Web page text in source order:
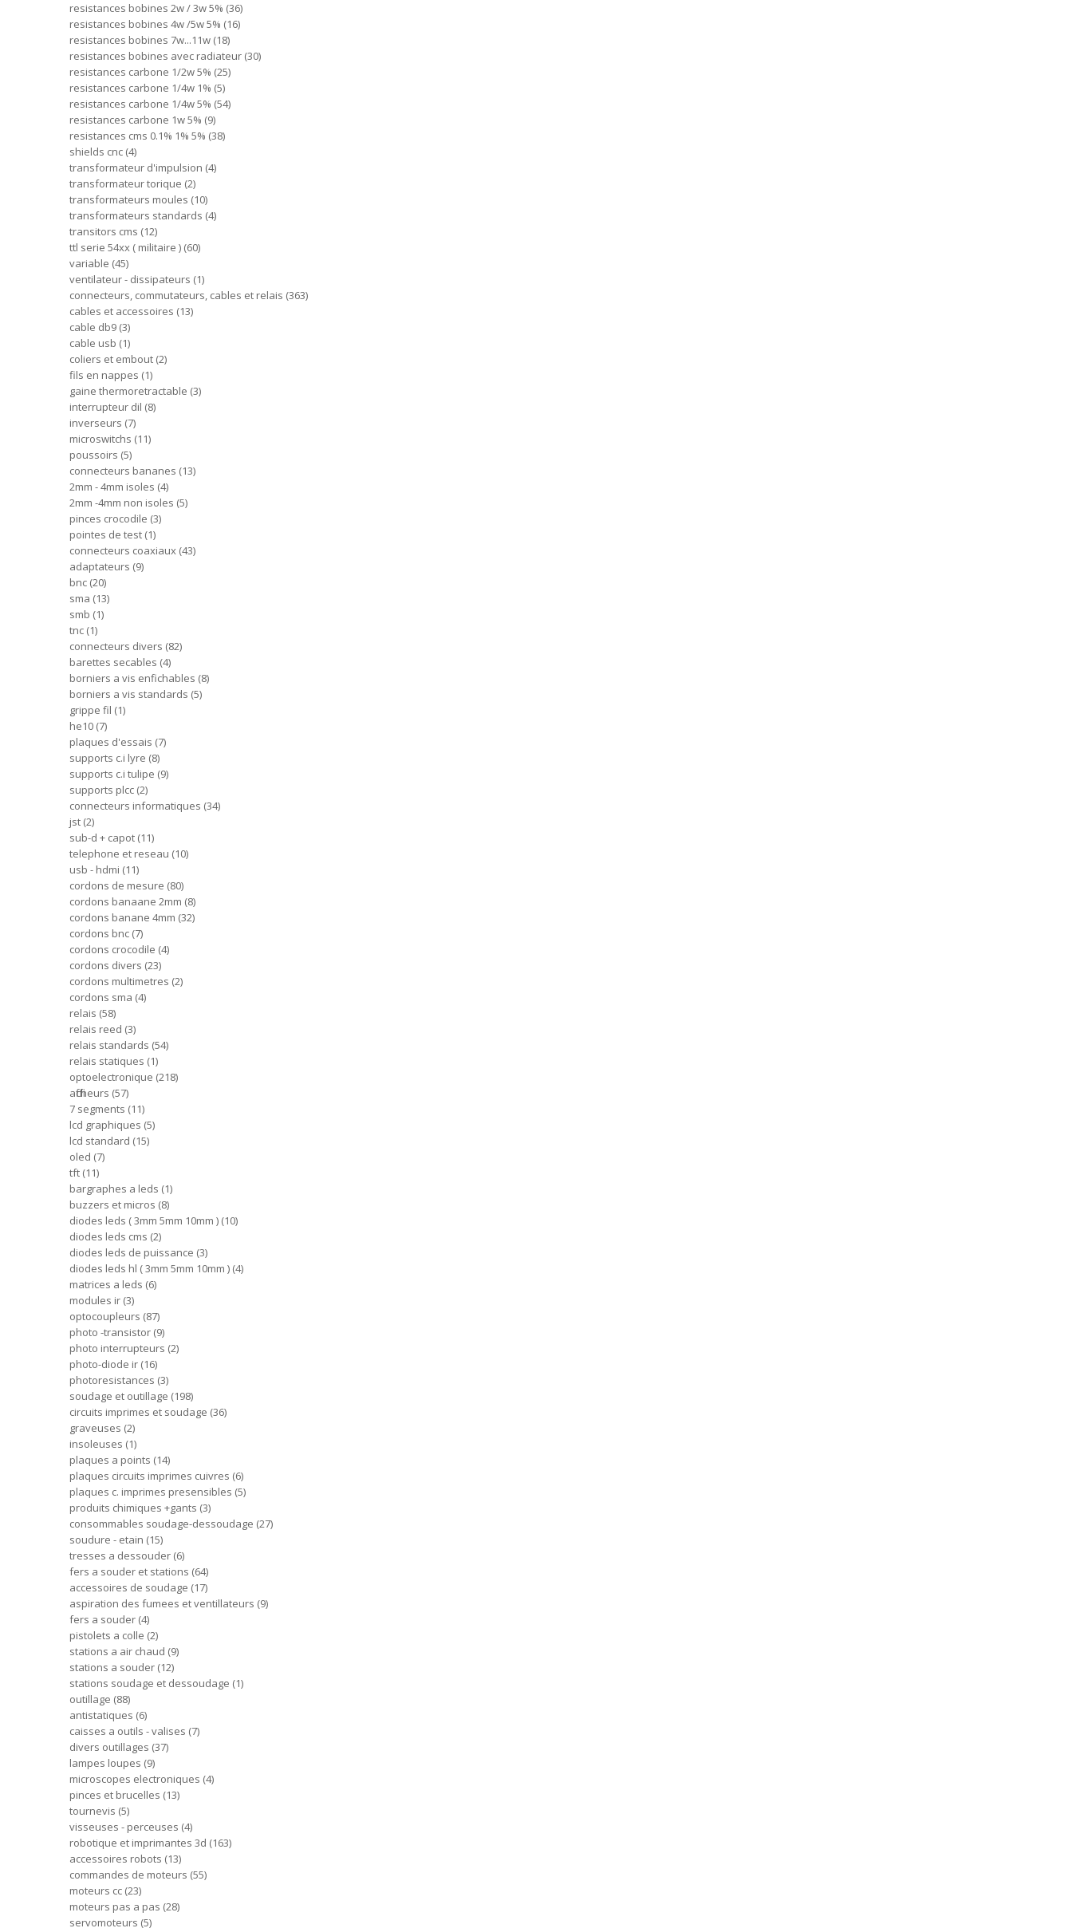
resistances bobines 2w / 3w 5% 36
resistances bobines 4w /5w 5% 16
resistances bobines 7w...11w 18
resistances bobines avec radiateur 30
resistances carbone 1/2w 5% 25
resistances carbone 1/4w 1% 5
resistances carbone 1/4w 5% 54
resistances carbone 1w 5% 9
resistances cms 0.1% 1% 5% 38
shields cnc 4
transformateur d'impulsion 4
transformateur torique 2
transformateurs moules 10
transformateurs standards 4
transitors cms 12
ttl serie 54xx ( militaire ) 60
variable 45
ventilateur - dissipateurs 1
connecteurs, commutateurs, cables et relais 363
cables et accessoires 13
cable db9 3
cable usb 1
coliers et embout 2
fils en nappes 1
gaine thermoretractable 3
interrupteur dil 8
inverseurs 7
microswitchs 11
poussoirs 5
connecteurs bananes 13
2mm - 4mm isoles 4
2mm -4mm non isoles 5
pinces crocodile 3
pointes de test 1
connecteurs coaxiaux 43
adaptateurs 9
bnc 20
sma 13
smb 1
tnc 1
connecteurs divers 82
barettes secables 4
borniers a vis enfichables 8
borniers a vis standards 5
grippe fil 1
he10 7
plaques d'essais 7
supports c.i lyre 8
supports c.i tulipe 9
supports plcc 2
connecteurs informatiques 34
jst 2
sub-d + capot 11
telephone et reseau 10
usb - hdmi 11
cordons de mesure 80
cordons banaane 2mm 8
cordons banane 4mm 32
cordons bnc 7
cordons crocodile 4
cordons divers 23
cordons multimetres 2
cordons sma 4
relais 58
relais reed 3
relais standards 54
relais statiques 1
optoelectronique 218
afficheurs 57
7 segments 11
lcd graphiques 5
lcd standard 15
oled 7
tft 11
bargraphes a leds 1
buzzers et micros 8
diodes leds ( 3mm 5mm 10mm ) 10
diodes leds cms 2
diodes leds de puissance 3
diodes leds hl ( 3mm 5mm 10mm ) 4
matrices a leds 6
modules ir 3
optocoupleurs 87
photo -transistor 9
photo interrupteurs 2
photo-diode ir 16
photoresistances 3
soudage et outillage 198
circuits imprimes et soudage 36
graveuses 2
insoleuses 1
plaques a points 14
plaques circuits imprimes cuivres 6
plaques c. imprimes presensibles 5
produits chimiques +gants 3
consommables soudage-dessoudage 27
soudure - etain 15
tresses a dessouder 6
fers a souder et stations 64
accessoires de soudage 17
aspiration des fumees et ventillateurs 9
fers a souder 4
pistolets a colle 2
stations a air chaud 9
stations a souder 12
stations soudage et dessoudage 1
outillage 88
antistatiques 6
caisses a outils - valises 7
divers outillages 37
lampes loupes 9
microscopes electroniques 4
pinces et brucelles 13
tournevis 5
visseuses - perceuses 4
robotique et imprimantes 3d 163
accessoires robots 13
commandes de moteurs 55
moteurs cc 23
moteurs pas a pas 28
servomoteurs 5